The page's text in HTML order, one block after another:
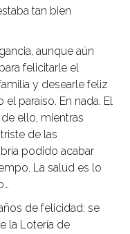
tan bien
aunque aún
felicitarle el
y desearle feliz
paraíso. En nada. El
ello, mientras
de las
podido acabar
La salud es lo
de felicidad: se
la Lotería de